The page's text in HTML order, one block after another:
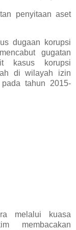
penyitaan aset
dugaan korupsi
gugatan
kasus korupsi
di wilayah izin
tahun 2015-
melalui kuasa
membacakan